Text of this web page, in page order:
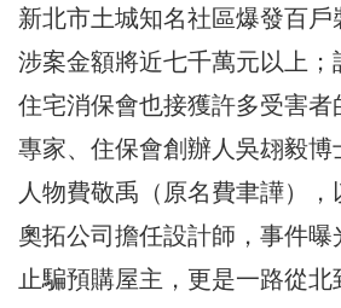
新北市土城知名社區爆發百戶
涉案金額將近七千萬元以上；
住宅消保會也接獲許多受害者
專家、住保會創辦人吳翃毅博
人物費敬禹（原名費聿譁）
奧拓公司擔任設計師，事件曝
止騙預購屋主，更是一路從